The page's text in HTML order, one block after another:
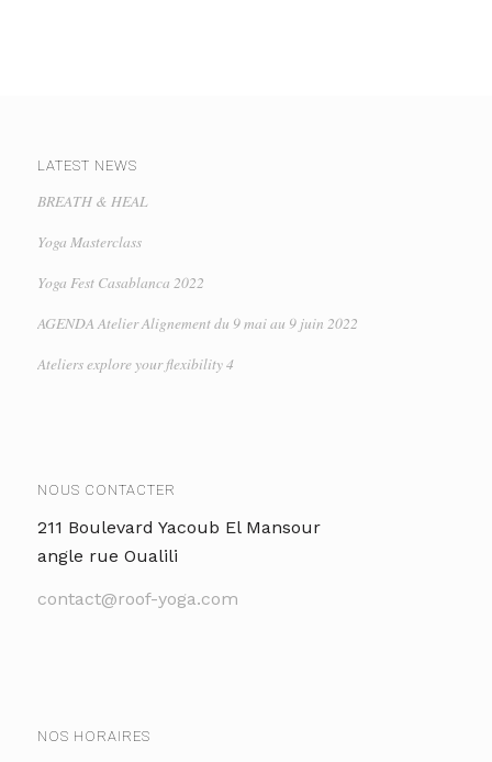
LATEST NEWS
BREATH & HEAL
Yoga Masterclass
Yoga Fest Casablanca 2022
AGENDA Atelier Alignement du 9 mai au 9 juin 2022
Ateliers explore your flexibility 4
NOUS CONTACTER
211 Boulevard Yacoub El Mansour
angle rue Oualili
contact@roof-yoga.com
NOS HORAIRES